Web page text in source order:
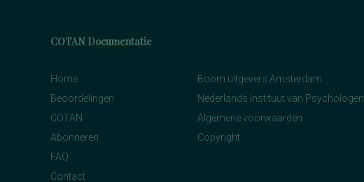
COTAN Documentatie
Home
Beoordelingen
COTAN
Abonneren
FAQ
Contact
Boom uitgevers Amsterdam
Nederlands Instituut van Psychologen
Algemene voorwaarden
Copyright